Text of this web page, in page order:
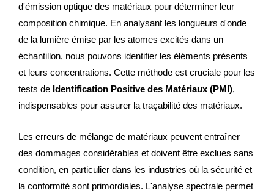
d'émission optique des matériaux pour déterminer leur
composition chimique. En analysant les longueurs d'onde
de la lumière émise par les atomes excités dans un
échantillon, nous pouvons identifier les éléments présents
et leurs concentrations. Cette méthode est cruciale pour les
tests de Identification Positive des Matériaux (PMI),
indispensables pour assurer la traçabilité des matériaux.
Les erreurs de mélange de matériaux peuvent entraîner
des dommages considérables et doivent être exclues sans
condition, en particulier dans les industries où la sécurité et
la conformité sont primordiales. L'analyse spectrale permet